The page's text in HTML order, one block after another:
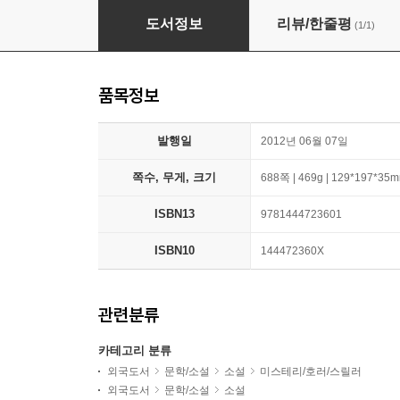
Different Seasons
도서정보 리뷰/한줄평 (1/1)
품목정보
발행일 2012년 06월 07일
쪽수, 무게, 크기 688쪽 | 469g |
ISBN13 9781444723601
ISBN10 144472360X
관련분류
카테고리 분류
외국도서 문학/소설 소설
미스테리/호러/스릴러
외국도서
문학/소설 소설